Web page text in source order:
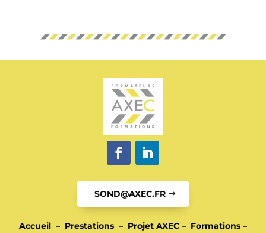
SOND@AXEC.FR
Accueil – Prestations – Projet AXEC – Formations –